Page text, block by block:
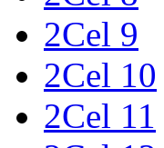
2Cel 9
2Cel 10
2Cel 11